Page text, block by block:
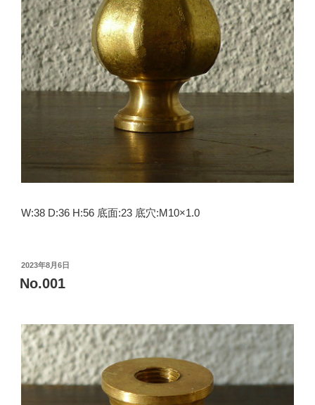
W:38 D:36 H:56 底面:23 底穴:M10×1.0
投
稿
日:
2023年8月6日
No.001